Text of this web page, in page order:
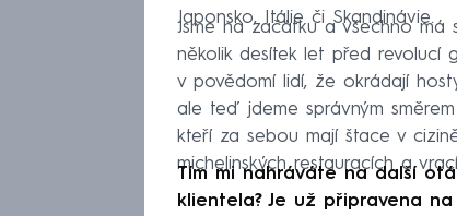
Japonsko, Itálie či Skandinávie.
Jsme na začátku a všechno má
několik desítek let před revolucí
v povědomí lidí, že okrádají
ale teď jdeme správným
kteří za sebou mají štace v
michelinských restauracích a
Tím mi nahráváte na další
klientela? Je už připravena